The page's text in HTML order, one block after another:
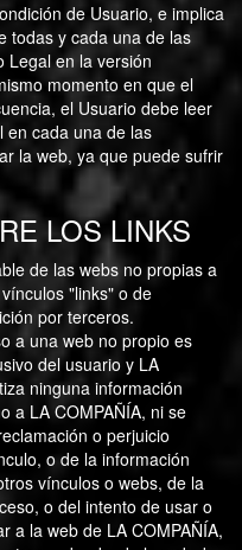
de Usuario, e implica
todas y cada una de las
Legal en la versión
momento en que el
el Usuario debe leer
en cada una de las
la web, ya que puede sufrir
LOS LINKS
de las webs no propias a
"links" o de
por terceros.
a una web no propio es
del usuario y LA
ninguna información
a LA COMPAÑÍA, ni se
o perjuicio
o de la información
vínculos o webs, de la
o del intento de usar o
a la web de LA COMPAÑÍA,